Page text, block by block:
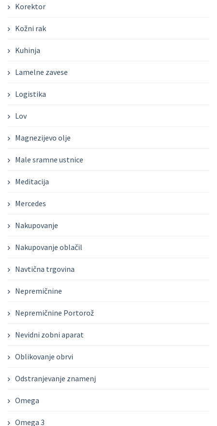
Korektor
Kožni rak
Kuhinja
Lamelne zavese
Logistika
Lov
Magnezijevo olje
Male sramne ustnice
Meditacija
Mercedes
Nakupovanje
Nakupovanje oblačil
Navtična trgovina
Nepremičnine
Nepremičnine Portorož
Nevidni zobni aparat
Oblikovanje obrvi
Odstranjevanje znamenj
Omega
Omega 3